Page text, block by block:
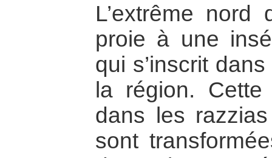
L’extrême
proie à une
qui s’inscrit
la région. Cette
dans les
sont